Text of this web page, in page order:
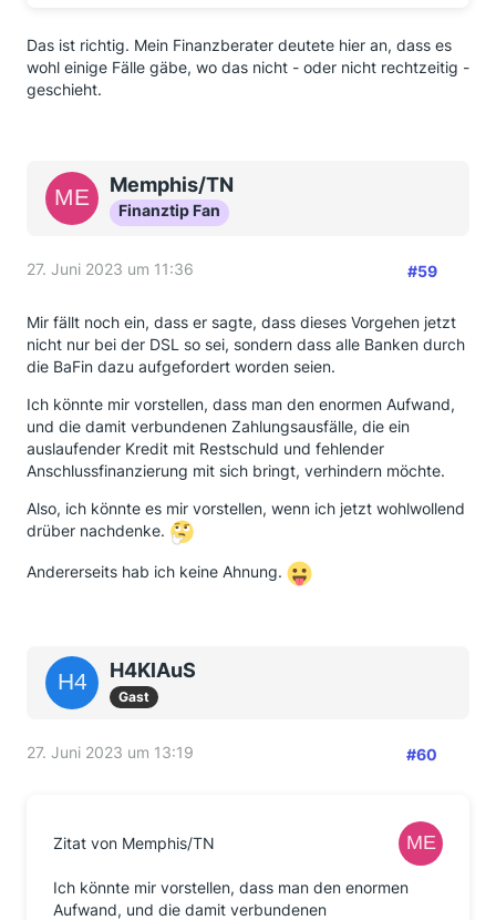
Das ist richtig. Mein Finanzberater deutete hier an, dass es
wohl einige Fälle gäbe, wo das nicht - oder nicht rechtzeitig -
geschieht.
Memphis/TN
Finanztip Fan
27. Juni 2023 um 11:36 #59
Mir fällt noch ein, dass er sagte, dass dieses Vorgehen jetzt
nicht nur bei der DSL so sei, sondern dass alle Banken durch
die BaFin dazu aufgefordert worden seien.
Ich könnte mir vorstellen, dass man den enormen Aufwand,
und die damit verbundenen Zahlungsausfälle, die ein
auslaufender Kredit mit Restschuld und fehlender
Anschlussfinanzierung mit sich bringt, verhindern möchte.
Also, ich könnte es mir vorstellen, wenn ich jetzt wohlwollend
drüber nachdenke.
Andererseits hab ich keine Ahnung.
H4KlAuS
Gast
27. Juni 2023 um 13:19 #60
Zitat von Memphis/TN
Ich könnte mir vorstellen, dass man den enormen
Aufwand, und die damit verbundenen